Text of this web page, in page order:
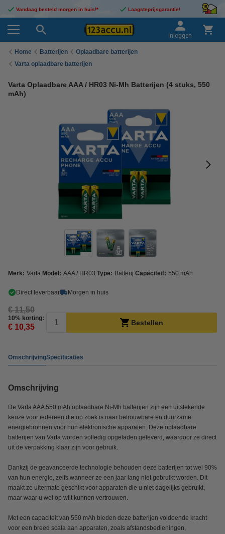
Vandaag besteld morgen in huis!* Laagsteprijsgarantie!
Inloggen
Home Batterijen
Oplaadbare batterijen
Varta oplaadbare batterijen
Varta Oplaadbare AAA / HR03 Ni-Mh Batterijen (4 stuks, 550
mAh)
Merk: Varta Model: AAA / HR03 Type: Batterij Capaciteit: 550 mAh
Direct leverbaar Morgen in huis
€ 11,50
10% korting:
€ 10,35 Bestellen
OmschrijvingSpecificaties
Omschrijving
De Varta AAA 550 mAh oplaadbare Ni-Mh batterijen zijn een uitstekende
keuze voor iedereen die op zoek is naar betrouwbare en duurzame
energiebronnen voor hun elektronische apparaten. Deze oplaadbare
batterijen van Varta worden volledig opgeladen geleverd, waardoor ze direct
uit de verpakking klaar zijn voor gebruik.
Dankzij de geavanceerde technologie behouden deze batterijen tot wel 90%
van hun energie, zelfs wanneer ze een jaar lang niet gebruikt worden. Dit
maakt ze uitermate geschikt voor apparaten die u niet dagelijks gebruikt,
maar waar u wel op wilt kunnen vertrouwen.
Met een capaciteit van 550 mAh bieden deze batterijen voldoende kracht
voor een breed scala aan apparaten, zoals afstandsbedieningen,